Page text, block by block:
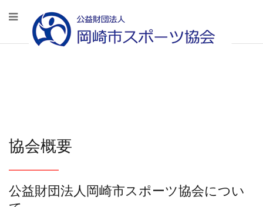
協会概要
公益財団法人岡崎市スポーツ協会につい